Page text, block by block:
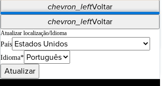
chevron_leftVoltar
Vet Systems OrthoPedia Patient
Supplier Portal
Synergy Imaging & Resection
chevron_leftVoltar
Atualizar localização/Idioma
País
Idioma*
Atualizar
administração de guia curva e reta estão
administração de guia curva e reta estão